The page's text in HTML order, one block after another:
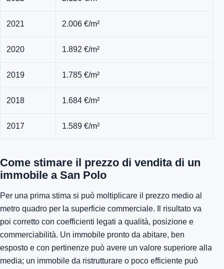
2021 2.006 €/m²
2020 1.892 €/m²
2019 1.785 €/m²
2018 1.684 €/m²
2017 1.589 €/m²
Come stimare il prezzo di vendita di un
immobile a San Polo
Per una prima stima si può moltiplicare il prezzo medio al
metro quadro per la superficie commerciale. Il risultato va
poi corretto con coefficienti legati a qualità, posizione e
commerciabilità. Un immobile pronto da abitare, ben
esposto e con pertinenze può avere un valore superiore alla
media; un immobile da ristrutturare o poco efficiente può